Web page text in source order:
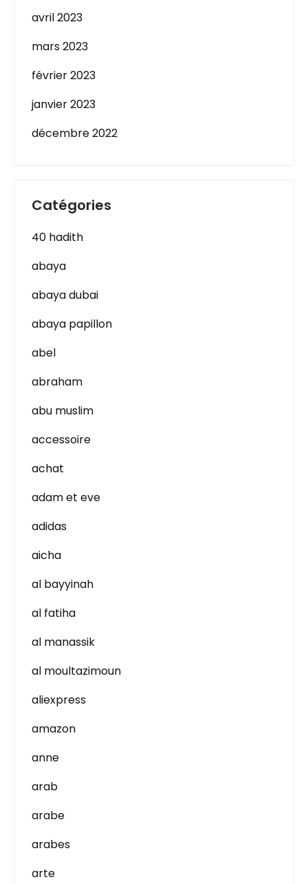
avril 2023
mars 2023
février 2023
janvier 2023
décembre 2022
Catégories
40 hadith
abaya
abaya dubai
abaya papillon
abel
abraham
abu muslim
accessoire
achat
adam et eve
adidas
aicha
al bayyinah
al fatiha
al manassik
al moultazimoun
aliexpress
amazon
anne
arab
arabe
arabes
arte